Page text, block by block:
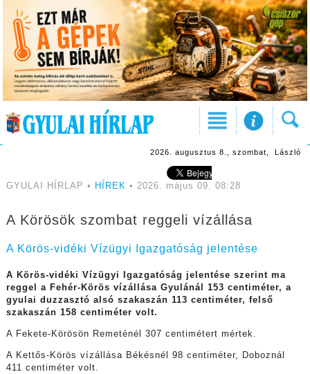
2026. augusztus 8., szombat, László
GYULAI HÍRLAP • HÍREK • 2026. május 09. 08:28
A Körösök szombat reggeli vízállása
A Körös-vidéki Vízügyi Igazgatóság jelentése
A Körös-vidéki Vízügyi Igazgatóság jelentése szerint ma
reggel a Fehér-Körös vízállása Gyulánál 153 centiméter, a
gyulai duzzasztó alsó szakaszán 113 centiméter, felső
szakaszán 158 centiméter volt.
A Fekete-Körösön Remeténél 307 centimétert mértek.
A Kettős-Körös vízállása Békésnél 98 centiméter, Doboznál
411 centiméter volt.